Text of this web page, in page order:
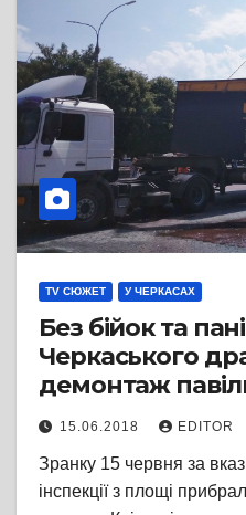
TV СЮЖЕТ У ЧЕРКАСАХ
Без бійок та
Черкаського
демонтаж
15.06.2018 EDITOR
Зранку 15 червня за
інспекції з площі